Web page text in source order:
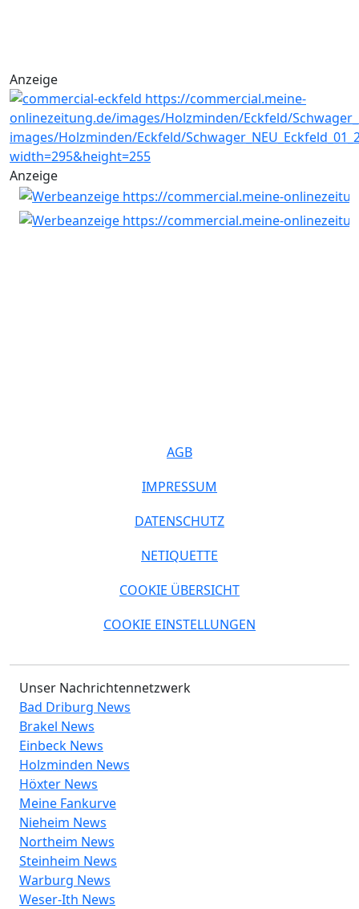
Anzeige
Anzeige
AGB
IMPRESSUM
DATENSCHUTZ
NETIQUETTE
COOKIE ÜBERSICHT
COOKIE EINSTELLUNGEN
Unser Nachrichtennetzwerk
Bad Driburg News
Brakel News
Einbeck News
Holzminden News
Höxter News
Meine Fankurve
Nieheim News
Northeim News
Steinheim News
Warburg News
Weser-Ith News